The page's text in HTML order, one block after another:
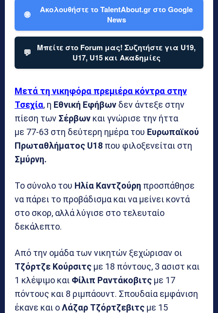
🌐
Ακολουθήστε το TalentAbout.gr στο Google
News
💬
Μπείτε στο Forum μας! Συζητήστε για U19,
U17, U15 και Ακαδημίες
Μετά τη νικηφόρα πρεμιέρα κόντρα στην
Τσεχία, η Εθνική Εφήβων δεν άντεξε στην
πίεση των Σέρβων και γνώρισε την ήττα
με 77-63 στη δεύτερη ημέρα του Ευρωπαϊκού
Πρωταθλήματος U18 που φιλοξενείται στη
Σμύρνη.
Το σύνολο του Ηλία Καντζούρη προσπάθησε
να πάρει το προβάδισμα και να μείνει κοντά
στο σκορ, αλλά λύγισε στο τελευταίο
δεκάλεπτο.
Από την ομάδα των νικητών ξεχώρισαν οι
Τζόρτζε Κούρσιτς με 18 πόντους, 3 ασιστ και
1 κλέψιμο και Φίλιπ Ραντάκοβιτς με 17
πόντους και 8 ριμπάουντ. Σπουδαία εμφάνιση
έκανε και οΛάζαρ Τζόρτζεβιτς με 15